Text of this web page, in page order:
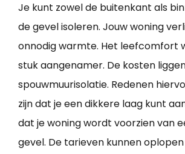
Je kunt zowel de buitenkant als
de gevel isoleren. Jouw woning
onnodig warmte. Het leefcomfort
stuk aangenamer. De kosten
spouwmuurisolatie. Redenen
zijn dat je een dikkere laag kunt
dat je woning wordt voorzien van
gevel. De tarieven kunnen